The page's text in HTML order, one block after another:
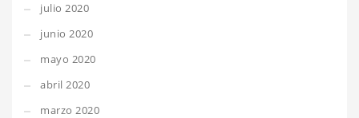
julio 2020
junio 2020
mayo 2020
abril 2020
marzo 2020